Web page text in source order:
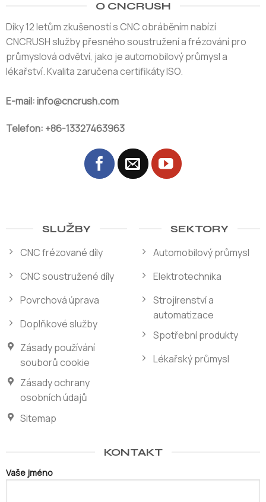
O CNCRUSH
Díky 12 letům zkušeností s CNC obráběním nabízí
CNCRUSH služby přesného soustružení a frézování pro
průmyslová odvětví, jako je automobilový průmysl a
lékařství. Kvalita zaručena certifikáty ISO.
E-mail: info@cncrush.com
Telefon: +86-13327463963
SLUŽBY
CNC frézované díly
CNC soustružené díly
Povrchová úprava
Doplňkové služby
Zásady používání
souborů cookie
Zásady ochrany
osobních údajů
Sitemap
SEKTORY
Automobilový průmysl
Elektrotechnika
Strojírenství a
automatizace
Spotřební produkty
Lékařský průmysl
KONTAKT
Vaše jméno